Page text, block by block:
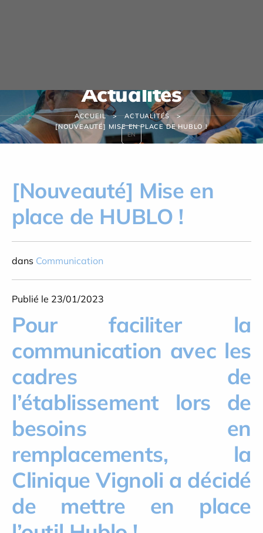
Actualités
ACCUEIL
ACTUALITÉS
[NOUVEAUTÉ] MISE EN PLACE DE HUBLO !
[Nouveauté] Mise en
place de HUBLO !
dans Communication
Publié le 23/01/2023
Pour faciliter la
communication avec les
cadres de
l’établissement lors de
besoins en
remplacements, la
Clinique Vignoli a décidé
de mettre en place
EN